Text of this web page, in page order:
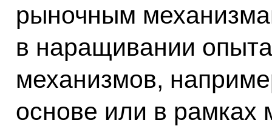
рыночным
в наращивании
механизмов,
основе или в рамках